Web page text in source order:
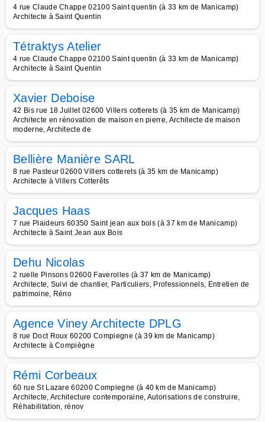
4 rue Claude Chappe 02100 Saint quentin (à 33 km de Manicamp)
Architecte à Saint Quentin
Tétraktys Atelier
4 rue Claude Chappe 02100 Saint quentin (à 33 km de Manicamp)
Architecte à Saint Quentin
Xavier Deboise
42 Bis rue 18 Juillet 02600 Villers cotterets (à 35 km de Manicamp)
Architecte en rénovation de maison en pierre, Architecte de maison
moderne, Architecte de
Bellière Manière SARL
8 rue Pasteur 02600 Villers cotterets (à 35 km de Manicamp)
Architecte à Villers Cotterêts
Jacques Haas
7 rue Plaideurs 60350 Saint jean aux bois (à 37 km de Manicamp)
Architecte à Saint Jean aux Bois
Dehu Nicolas
2 ruelle Pinsons 02600 Faverolles (à 37 km de Manicamp)
Architecte, Suivi de chantier, Particuliers, Professionnels, Entretien de
patrimoine, Réno
Agence Viney Architecte DPLG
8 rue Doct Roux 60200 Compiegne (à 39 km de Manicamp)
Architecte à Compiègne
Rémi Corbeaux
60 rue St Lazare 60200 Compiegne (à 40 km de Manicamp)
Architecte, Architecture contemporaine, Autorisations de construire,
Réhabilitation, rénov